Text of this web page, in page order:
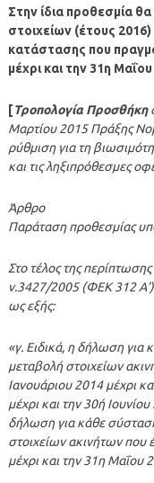
Στην ίδια προθεσμία
στοιχείων (έτους 2016)
κατάστασης που
μέχρι και την 31η
[Τροπολογία Προσθήκη
Μαρτίου 2015 Πράξης
ρύθμιση για τη
και τις ληξιπρόθεσμες
Άρθρο
Παράταση προθεσμίας
Στο τέλος της
ν.3427/2005 (ΦΕΚ 312
ως εξής:
«γ. Ειδικά, η δήλωση για
μεταβολή στοιχείων
Ιανουάριου 2014 μέχρι
μέχρι και την 30ή
δήλωση για κάθε
στοιχείων ακινήτων που
μέχρι και την 31η Μαΐου